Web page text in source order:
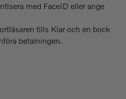
med FaceID eller ange
tills Klar och en bock
betalningen.